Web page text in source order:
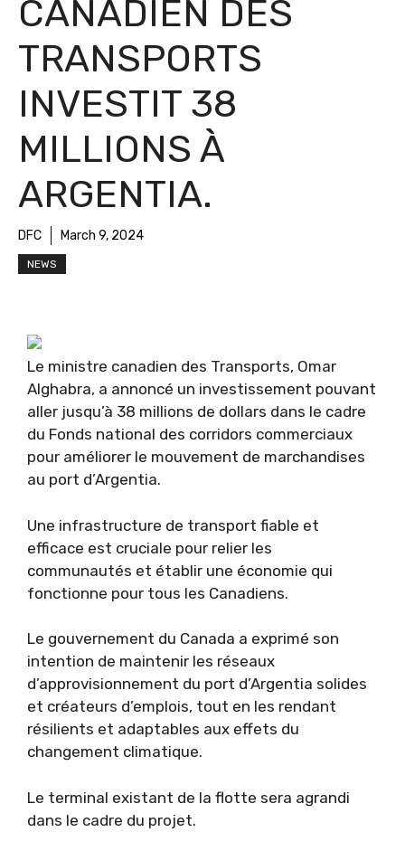
CANADIEN DES
TRANSPORTS
INVESTIT 38
MILLIONS À
ARGENTIA.
DFC March 9, 2024
NEWS
Le ministre canadien des Transports, Omar
Alghabra, a annoncé un investissement pouvant
aller jusqu’à 38 millions de dollars dans le cadre
du Fonds national des corridors commerciaux
pour améliorer le mouvement de marchandises
au port d’Argentia.
Une infrastructure de transport fiable et
efficace est cruciale pour relier les
communautés et établir une économie qui
fonctionne pour tous les Canadiens.
Le gouvernement du Canada a exprimé son
intention de maintenir les réseaux
d’approvisionnement du port d’Argentia solides
et créateurs d’emplois, tout en les rendant
résilients et adaptables aux effets du
changement climatique.
Le terminal existant de la flotte sera agrandi
dans le cadre du projet.